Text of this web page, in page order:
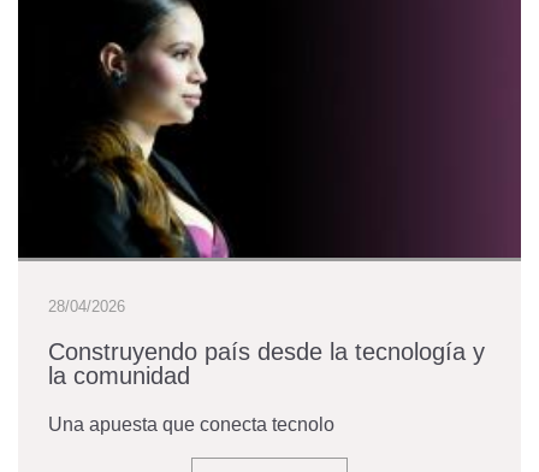
28/04/2026
Construyendo país desde la tecnología y
la comunidad
Una apuesta que conecta tecnolo